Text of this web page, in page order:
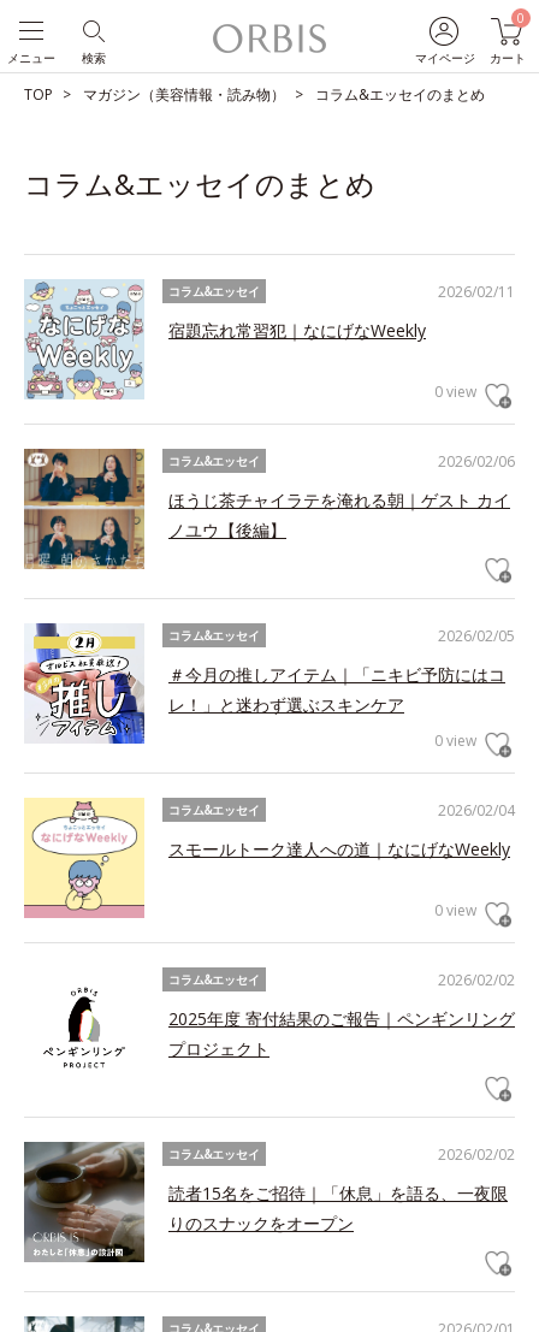
マイページ
0
カート
検索
メニュー
TOP マガジン（美容情報・読み物） コラム&エッセイのまとめ
コラム&エッセイのまとめ
2026/02/11
コラム&エッセイ
宿題忘れ常習犯｜なにげなWeekly
0 view
2026/02/06
コラム&エッセイ
ほうじ茶チャイラテを淹れる朝｜ゲスト カイ
ノユウ【後編】
2026/02/05
コラム&エッセイ
＃今月の推しアイテム｜「ニキビ予防にはコ
レ！」と迷わず選ぶスキンケア
0 view
2026/02/04
コラム&エッセイ
スモールトーク達人への道｜なにげなWeekly
0 view
2026/02/02
コラム&エッセイ
2025年度 寄付結果のご報告｜ペンギンリング
プロジェクト
2026/02/02
コラム&エッセイ
読者15名をご招待｜「休息」を語る、一夜限
りのスナックをオープン
コラム&エッセイ